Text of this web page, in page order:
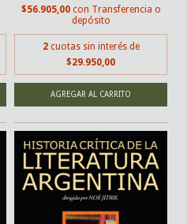
$56.905,00 con Transferencia o
depósito
2 cuotas sin interés de
$29.950,00